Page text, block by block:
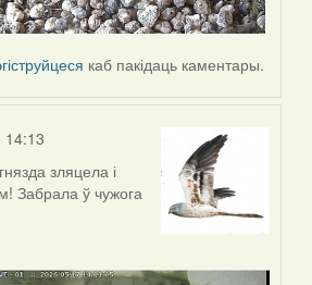
каб пакідаць каментары.
зляцела і
Забрала ў чужога